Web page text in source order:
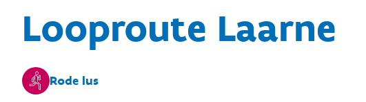
Looproute Laarne
Rode lus